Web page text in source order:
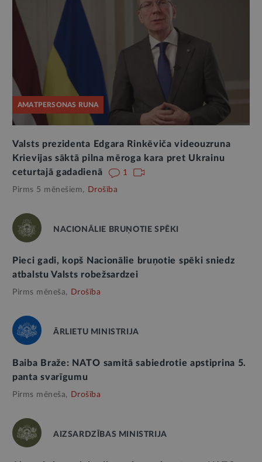
AMATPERSONAS RUNA
Valsts prezidenta Edgara Rinkēviča videouzruna
Krievijas sāktā pilna mēroga kara pret Ukrainu
ceturtajā gadadienā
1
Pirms 5 mēnešiem, Drošība
NACIONĀLIE BRUŅOTIE SPĒKI
Pieci gadi, kopš Nacionālie bruņotie spēki sniedz
atbalstu Valsts robežsardzei
Pirms mēneša, Drošība
ĀRLIETU MINISTRIJA
Baiba Braže: NATO samitā sabiedrotie apstiprina 5.
panta svarīgumu
Pirms mēneša, Drošība
AIZSARDZĪBAS MINISTRIJA